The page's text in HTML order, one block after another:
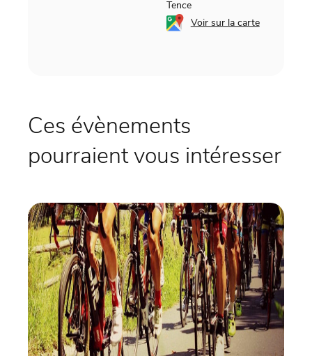
Tence
Voir sur la carte
Ces évènements
pourraient vous intéresser